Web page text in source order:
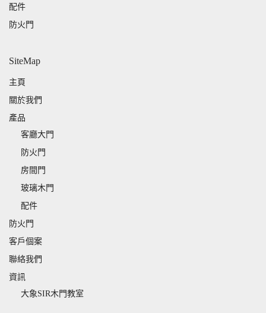
配件
防火門
SiteMap
主頁
關於我們
產品
客廳大門
防火門
房間門
玻璃木門
配件
防火門
客戶個案
聯絡我們
資訊
大象SIR木門教室